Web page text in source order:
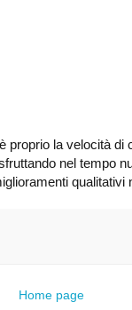
proprio la velocità
nel tempo
Home page